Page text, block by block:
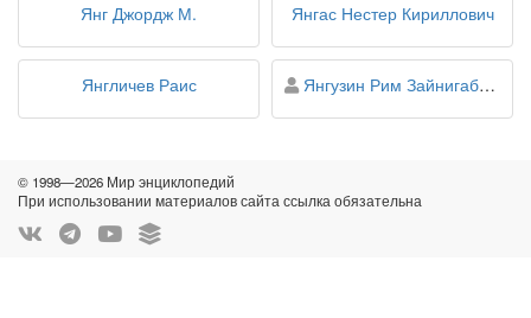
Янг Джордж М. Янгас Нестер Кириллович
Янгличев Раис персона
Янгузин Рим Зайнигабитович
© 1998—2026 Мир энциклопедий
При использовании материалов сайта ссылка обязательна